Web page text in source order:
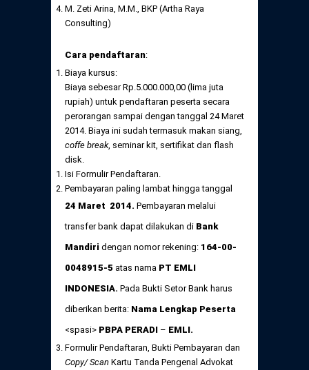
M. Zeti Arina, M.M., BKP (Artha Raya
Consulting)
Cara pendaftaran:
Biaya kursus:
Biaya sebesar Rp.5.000.000,00 (lima juta
rupiah) untuk pendaftaran peserta secara
perorangan sampai dengan tanggal 24 Maret
2014. Biaya ini sudah termasuk makan siang,
coffe break, seminar kit, sertifikat dan flash
disk.
Isi Formulir Pendaftaran.
Pembayaran paling lambat hingga tanggal
24 Maret 2014. Pembayaran melalui
transfer bank dapat dilakukan di Bank
Mandiri dengan nomor rekening: 164-00-
0048915-5 atas nama PT EMLI
INDONESIA. Pada Bukti Setor Bank harus
diberikan berita: Nama Lengkap Peserta
<spasi> PBPA PERADI – EMLI.
Formulir Pendaftaran, Bukti Pembayaran dan
Copy/ Scan Kartu Tanda Pengenal Advokat